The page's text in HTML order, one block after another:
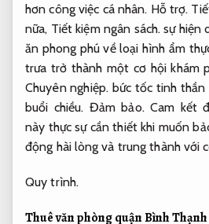
hơn công việc cá nhân. Hỗ trợ.
nữa, Tiết kiệm ngân sách. sự hiện
ăn phong phú về loại hình ẩm
trưa trở thành một cơ hội khám
Chuyên nghiệp. bức tốc tinh thần
buổi chiều. Đảm bảo. Cam kết
này thực sự cần thiết khi muốn
động hài lòng và trung thành với
Quy trình.
Thuê văn phòng quận Bình